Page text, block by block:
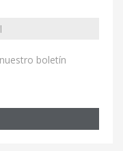
boletín